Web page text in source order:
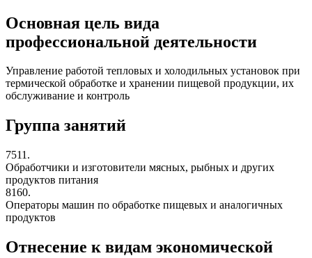
Основная цель вида
профессиональной деятельности
Управление работой тепловых и холодильных установок при
термической обработке и хранении пищевой продукции, их
обслуживание и контроль
Группа занятий
7511.
Обработчики и изготовители мясных, рыбных и других
продуктов питания
8160.
Операторы машин по обработке пищевых и аналогичных
продуктов
Отнесение к видам экономической